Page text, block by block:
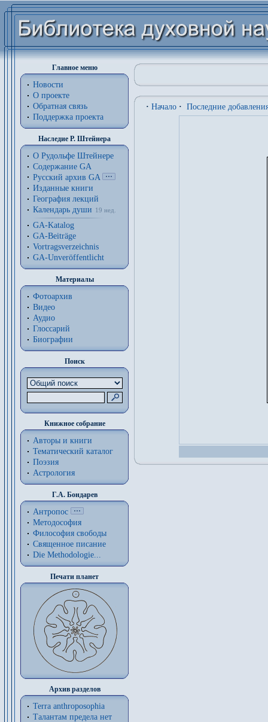
Главное меню
Новости
О проекте
Обратная связь
Поддержка проекта
Наследие Р. Штейнера
О Рудольфе Штейнере
Содержание GA
Русский архив GA
Изданные книги
География лекций
Календарь души
19 нед.
GA-Katalog
GA-Beiträge
Vortragsverzeichnis
GA-Unveröffentlicht
Материалы
Фотоархив
Видео
Аудио
Глоссарий
Биографии
Поиск
Книжное собрание
Авторы и книги
Тематический каталог
Поэзия
Астрология
Г.А. Бондарев
Антропос
Методософия
Философия cвободы
Священное писание
Die Methodologie...
Печати планет
Архив разделов
Terra anthroposophia
Талантам предела нет
· Начало · Последние